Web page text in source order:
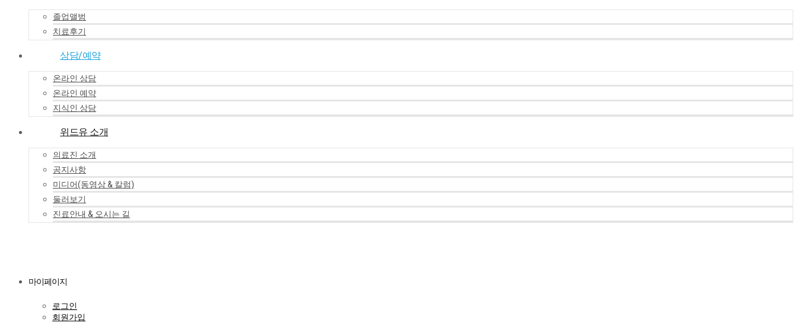
졸업앨범
치료후기
상담/예약
온라인 상담
온라인 예약
지식인 상담
위드유 소개
의료진 소개
공지사항
미디어(동영상 & 칼럼)
둘러보기
진료안내 & 오시는 길
마이페이지
로그인
회원가입